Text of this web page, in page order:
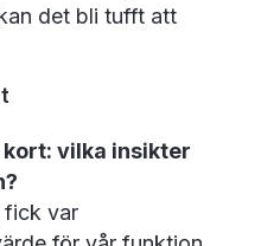
det bli tufft att
vilka insikter
fick var